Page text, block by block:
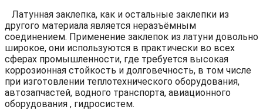
Латунная заклепка, как и остальные заклепки из
другого материала является неразъёмным
соединением. Применение заклепок из латуни довольно
широкое, они используются в практически во всех
сферах промышленности, где требуется высокая
коррозионная стойкость и долговечность, в том числе
при изготовлении теплотехнического оборудования,
автозапчастей, водного транспорта, авиационного
оборудования , гидросистем.